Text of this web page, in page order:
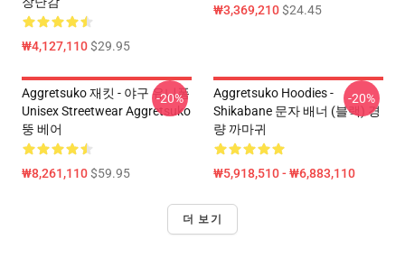
₩4,127,110$29.95
₩3,369,210$24.45
Aggretsuko 재킷 - 야구 유니폼
Unisex Streetwear Aggretsuko
뚱 베어
₩8,261,110$59.95
-20%
Aggretsuko Hoodies -
Shikabane 문자 배너 (블랙) 경
량 까마귀
₩5,918,510 - ₩6,883,110
-20%
더 보기